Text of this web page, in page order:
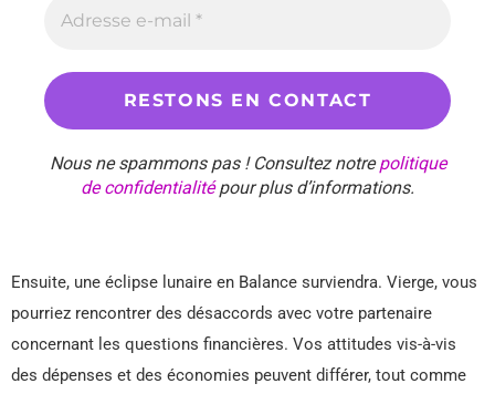
Nous ne spammons pas ! Consultez notrepolitique
de confidentialitépour plus d’informations.
Ensuite, une éclipse lunaire en Balance surviendra. Vierge, vous
pourriez rencontrer des désaccords avec votre partenaire
concernant les questions financières. Vos attitudes vis-à-vis
des dépenses et des économies peuvent différer, tout comme